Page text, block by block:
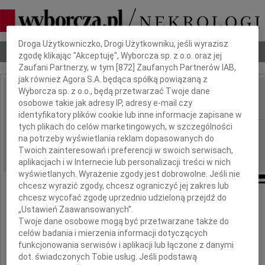
Nekrologi Odeszli Poradnik pogrzebowy
IMIĘ I NAZWISKO: Andrzej Jarosz
REGION: Wrocław
DATA EMISJI: 17.12.2019
Z żalem zawiadamiamy,
Andrzej Jarosz
Dbamy o Twoją prywatność
Droga Użytkowniczko, Drogi Użytkowniku, jeśli wyrazisz
zgodę klikając "Akceptuję", Wyborcza sp. z o.o. oraz jej
Zaufani Partnerzy, w tym [872 ] Zaufanych Partnerów IAB,
jak również Agora S.A. będąca spółką powiązaną z
Wyborcza sp. z o.o., będą przetwarzać Twoje dane
osobowe takie jak adresy IP, adresy e-mail czy
identyfikatory plików cookie lub inne informacje zapisane w
tych plikach do celów marketingowych, w szczególności
na potrzeby wyświetlania reklam dopasowanych do
Twoich zainteresowań i preferencji w swoich serwisach,
aplikacjach i w Internecie lub personalizacji treści w nich
wyświetlanych. Wyrażenie zgody jest dobrowolne. Jeśli nie
chcesz wyrazić zgody, chcesz ograniczyć jej zakres lub
chcesz wycofać zgodę uprzednio udzieloną przejdź do
„Ustawień Zaawansowanych”.
Twoje dane osobowe mogą być przetwarzane także do
celów badania i mierzenia informacji dotyczących
funkcjonowania serwisów i aplikacji lub łączone z danymi
dot. świadczonych Tobie usług. Jeśli podstawą